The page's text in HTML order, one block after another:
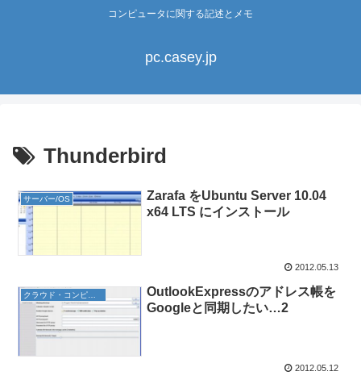
コンピュータに関する記述とメモ
pc.casey.jp
Thunderbird
サーバー/OS
Zarafa をUbuntu Server 10.04
x64 LTS にインストール
2012.05.13
クラウド・コンピューティング
OutlookExpressのアドレス帳を
Googleと同期したい…2
2012.05.12